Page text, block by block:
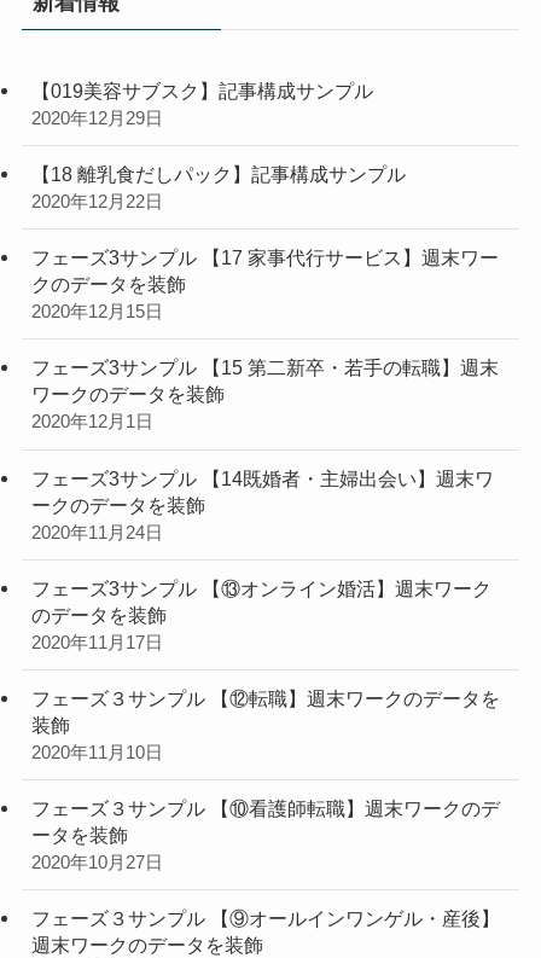
【019美容サブスク】記事構成サンプル
2020年12月29日
【18 離乳食だしパック】記事構成サンプル
2020年12月22日
フェーズ3サンプル 【17 家事代行サービス】週末ワー
クのデータを装飾
2020年12月15日
フェーズ3サンプル 【15 第二新卒・若手の転職】週末
ワークのデータを装飾
2020年12月1日
フェーズ3サンプル 【14既婚者・主婦出会い】週末ワ
ークのデータを装飾
2020年11月24日
フェーズ3サンプル 【⑬オンライン婚活】週末ワーク
のデータを装飾
2020年11月17日
フェーズ３サンプル 【⑫転職】週末ワークのデータを
装飾
2020年11月10日
フェーズ３サンプル 【⑩看護師転職】週末ワークのデ
ータを装飾
2020年10月27日
フェーズ３サンプル 【⑨オールインワンゲル・産後】
週末ワークのデータを装飾